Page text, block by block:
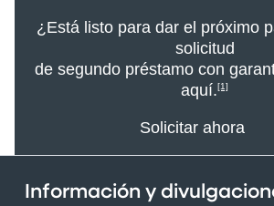
¿Está listo para dar el próximo
solicitud
de segundo préstamo con
aquí.[1]
Solicitar ahora
Información y